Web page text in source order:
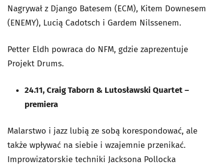
Nagrywał z Django Batesem (ECM), Kitem Downesem
(ENEMY), Lucią Cadotsch i Gardem Nilssenem.
Petter Eldh powraca do NFM, gdzie zaprezentuje
Projekt Drums.
24.11, Craig Taborn & Lutosławski Quartet –
premiera
Malarstwo i jazz lubią ze sobą korespondować, ale
także wpływać na siebie i wzajemnie przenikać.
Improwizatorskie techniki Jacksona Pollocka